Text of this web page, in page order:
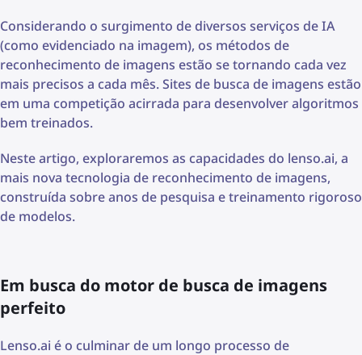
Considerando o surgimento de diversos serviços de IA
(como evidenciado na imagem), os métodos de
reconhecimento de imagens estão se tornando cada vez
mais precisos a cada mês. Sites de busca de imagens estão
em uma competição acirrada para desenvolver algoritmos
bem treinados.
Neste artigo, exploraremos as capacidades do lenso.ai, a
mais nova tecnologia de reconhecimento de imagens,
construída sobre anos de pesquisa e treinamento rigoroso
de modelos.
Em busca do motor de busca de imagens
perfeito
Lenso.ai é o culminar de um longo processo de